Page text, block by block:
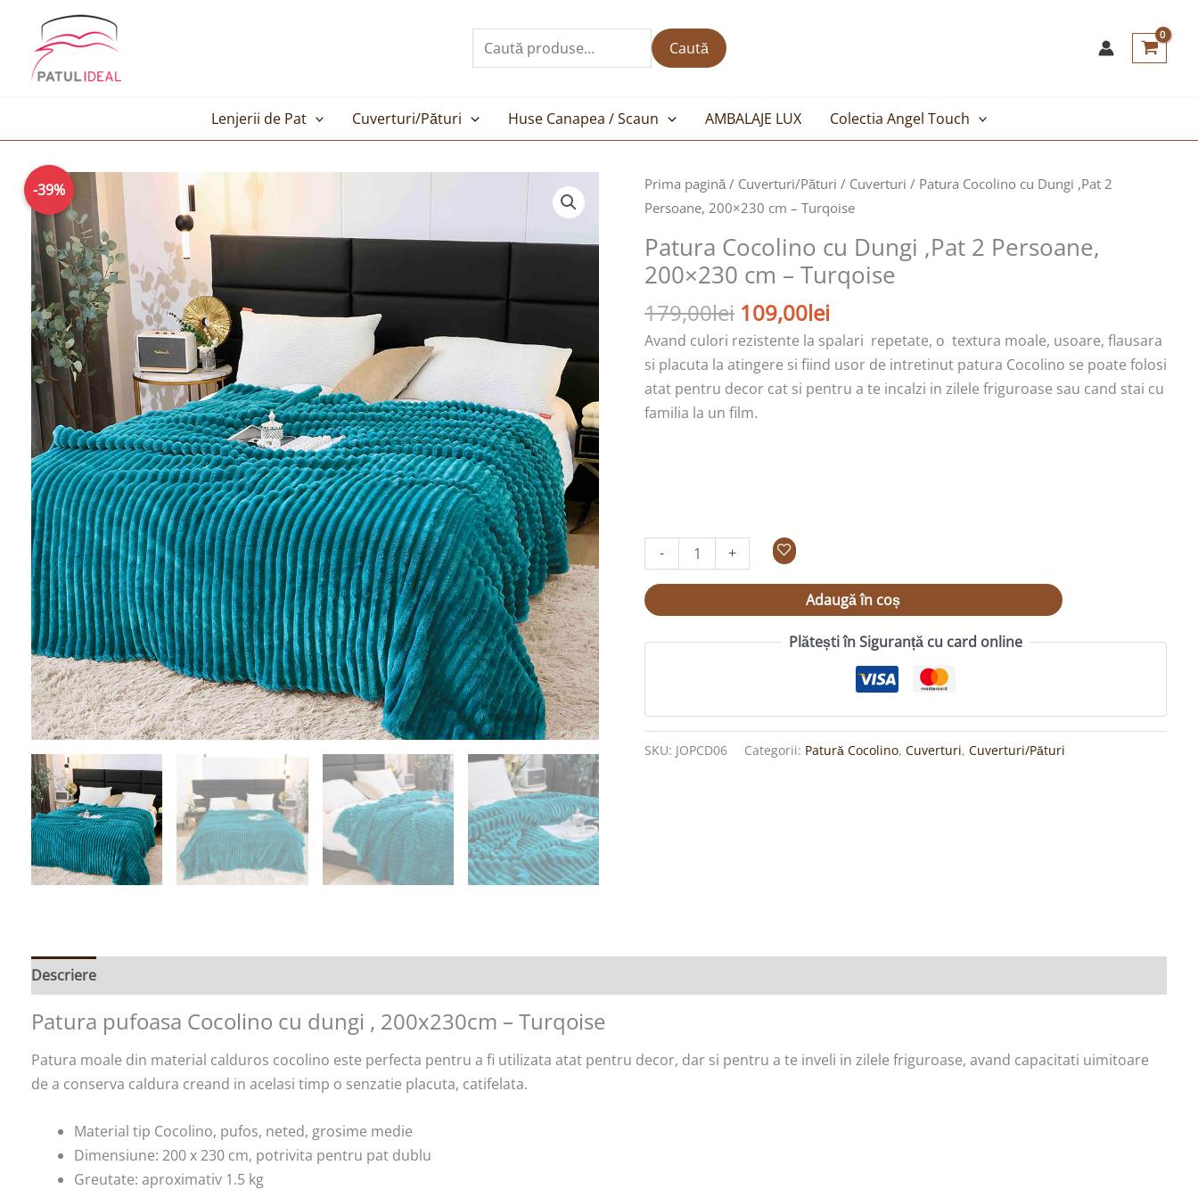
content
după:
Caută
Lenjerii de Pat Cuverturi/Pături Huse Canapea / Scaun AMBALAJE LUX Colectia Angel Touch
-39% Prima pagină/ Cuverturi/Pături / Cuverturi / Patura Cocolino cu Dungi ,Pat 2
Persoane, 200×230 cm – Turqoise
Patura Cocolino cu Dungi ,Pat 2 Persoane,
200×230 cm – Turqoise
179,00lei
Prețul
inițial
fost:
179,00lei.
109,00lei
Prețul
curent
este:
109,00lei.
Avand culori rezistente la spalari repetate, o textura moale, usoare, flausara
si placuta la atingere si fiind usor de intretinut patura Cocolino se poate folosi
atat pentru decor cat si pentru a te incalzi in zilele friguroase sau cand stai cu
familia la un film.
-
Cantitate
Patura
cu
Dungi
,Pat
2
Persoane,
200x230
cm
-
+
Adaugă în coș
Plătești în Siguranță cu card online
SKU: JOPCD06 Categorii: Patură Cocolino, Cuverturi, Cuverturi/Pături
Descriere
Patura pufoasa Cocolino cu dungi , 200x230cm – Turqoise
Patura moale din material calduros cocolino este perfecta pentru a fi utilizata atat pentru decor, dar si pentru a te inveli in zilele friguroase, avand capacitati uimitoare
de a conserva caldura creand in acelasi timp o senzatie placuta, catifelata.
Material tip Cocolino, pufos, neted, grosime medie
Dimensiune: 200 x 230 cm, potrivita pentru pat dublu
Greutate: aproximativ 1.5 kg